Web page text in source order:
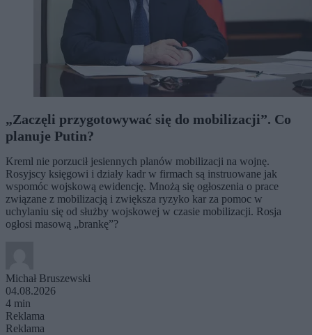
„Zaczęli przygotowywać się do mobilizacji”. Co
planuje Putin?
Kreml nie porzucił jesiennych planów mobilizacji na wojnę.
Rosyjscy księgowi i działy kadr w firmach są instruowane jak
wspomóc wojskową ewidencję. Mnożą się ogłoszenia o prace
związane z mobilizacją i zwiększa ryzyko kar za pomoc w
uchylaniu się od służby wojskowej w czasie mobilizacji. Rosja
ogłosi masową „brankę”?
Michał Bruszewski
04.08.2026
4 min
Reklama
Reklama